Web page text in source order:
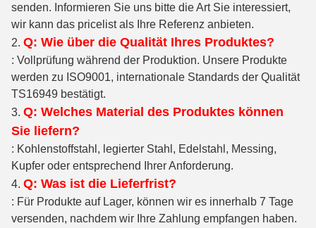
senden. Informieren Sie uns bitte die Art Sie interessiert,
wir kann das pricelist als Ihre Referenz anbieten.
2. Q: Wie über die Qualität Ihres Produktes?
: Vollprüfung während der Produktion. Unsere Produkte
werden zu ISO9001, internationale Standards der Qualität
TS16949 bestätigt.
3. Q: Welches Material des Produktes können
Sie liefern?
: Kohlenstoffstahl, legierter Stahl, Edelstahl, Messing,
Kupfer oder entsprechend Ihrer Anforderung.
4. Q: Was ist die Lieferfrist?
: Für Produkte auf Lager, können wir es innerhalb 7 Tage
versenden, nachdem wir Ihre Zahlung empfangen haben.